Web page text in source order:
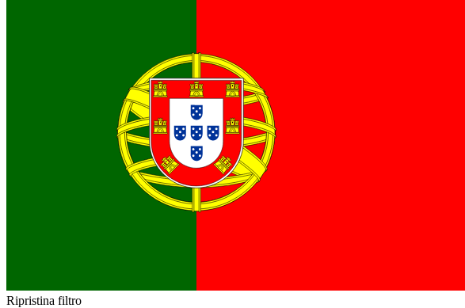
Ripristina filtro